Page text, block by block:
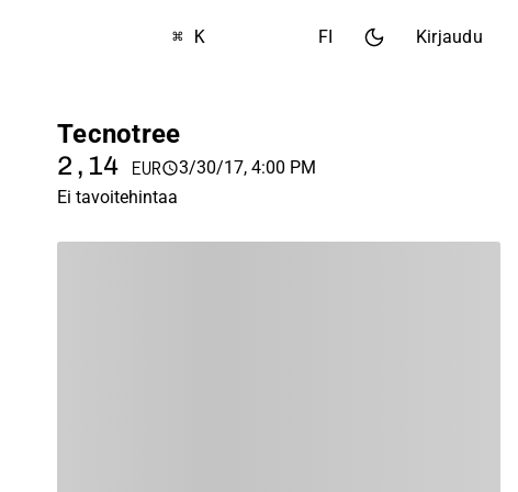
⌘ K FI Kirjaudu
Tecnotree
2,14 EUR
3/30/17, 4:00 PM
Ei tavoitehintaa